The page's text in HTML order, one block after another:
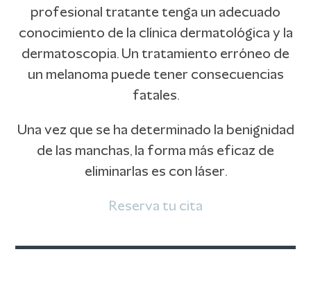
profesional tratante tenga un adecuado
conocimiento de la clínica dermatológica y la
dermatoscopia. Un tratamiento erróneo de
un melanoma puede tener consecuencias
fatales.
Una vez que se ha determinado la benignidad
de las manchas, la forma más eficaz de
eliminarlas es con láser.
Reserva tu cita